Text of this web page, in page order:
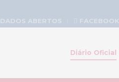
DADOS ABERTOS FACEBOOK
Diário Oficial